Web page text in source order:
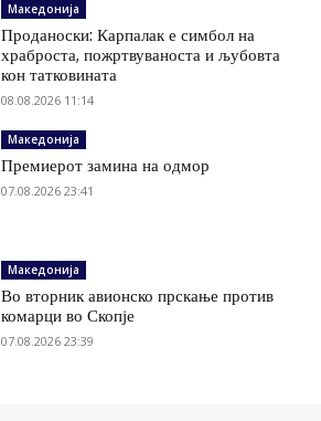
Македонија
Проданоски: Карпалак е симбол на
храброста, пожртвуваноста и љубовта
кон татковината
08.08.2026 11:14
Македонија
Премиерот замина на одмор
07.08.2026 23:41
Македонија
Во вторник авионско прскање против
комарци во Скопје
07.08.2026 23:39